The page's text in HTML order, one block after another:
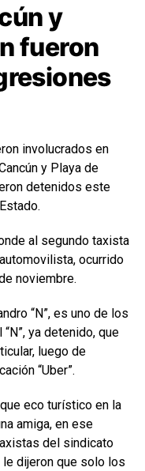
y
fueron
involucrados en
y Playa de
detenidos este
al segundo taxista
ocurrido
noviembre.
“N”, es uno de los
ya detenido, que
luego de
“Uber”.
eco turístico en la
amiga, en ese
del sindicato
le dijeron que solo los